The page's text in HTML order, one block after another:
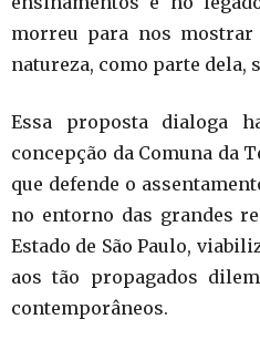
morreu para nos
natureza, como parte dela,
Essa proposta dialoga
concepção da Comuna da
que defende o
no entorno das grandes
Estado de São Paulo,
aos tão propagados
contemporâneos.